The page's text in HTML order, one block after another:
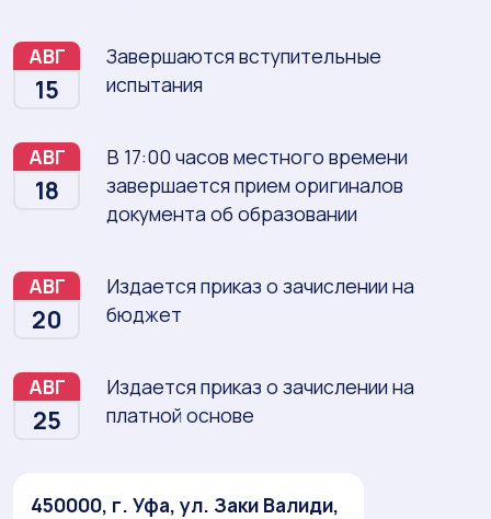
АВГ
15
Завершаются вступительные
испытания
АВГ
18
В 17:00 часов местного времени
завершается прием оригиналов
документа об образовании
АВГ
20
Издается приказ о зачислении на
бюджет
АВГ
25
Издается приказ о зачислении на
платной основе
450000, г. Уфа, ул. Заки Валиди,